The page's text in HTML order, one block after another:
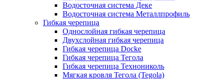
Водосточная система Деке
Водосточная система Металлпрофиль
Гибкая черепица
Однослойная гибкая черепица
Двухслойная гибкая черепица
Гибкая черепица Docke
Гибкая черепица Тегола
Гибкая черепица Технониколь
Мягкая кровля Тегола (Tegola)